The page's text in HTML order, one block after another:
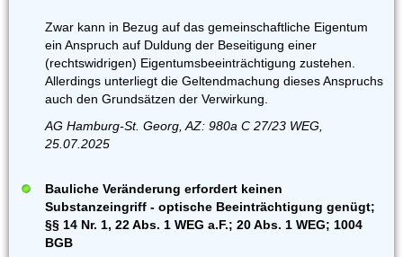
Zwar kann in Bezug auf das gemeinschaftliche Eigentum
ein Anspruch auf Duldung der Beseitigung einer
(rechtswidrigen) Eigentumsbeeinträchtigung zustehen.
Allerdings unterliegt die Geltendmachung dieses Anspruchs
auch den Grundsätzen der Verwirkung.
AG Hamburg-St. Georg, AZ: 980a C 27/23 WEG,
25.07.2025
Bauliche Veränderung erfordert keinen
Substanzeingriff - optische Beeinträchtigung genügt;
§§ 14 Nr. 1, 22 Abs. 1 WEG a.F.; 20 Abs. 1 WEG; 1004
BGB